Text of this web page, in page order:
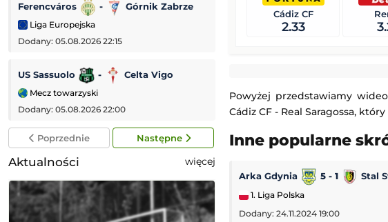
Ferencváros - Górnik Zabrze
Liga Europejska
Dodany: 05.08.2026 22:15
US Sassuolo - Celta Vigo
Mecz towarzyski
Dodany: 05.08.2026 22:00
- Sabah
Liga Mistrzów
Mecz towarzyski
Dodany: 05.08.2026 15:30
Poprzednie Następne
Aktualności więcej
Cádiz CF
2.33
Powyżej przedstawiamy
Cádiz CF - Real Saragossa,
Inne popularne
Arka Gdynia 5 - 1 Stal
1. Liga Polska
Dodany: 24.11.2024 19:00